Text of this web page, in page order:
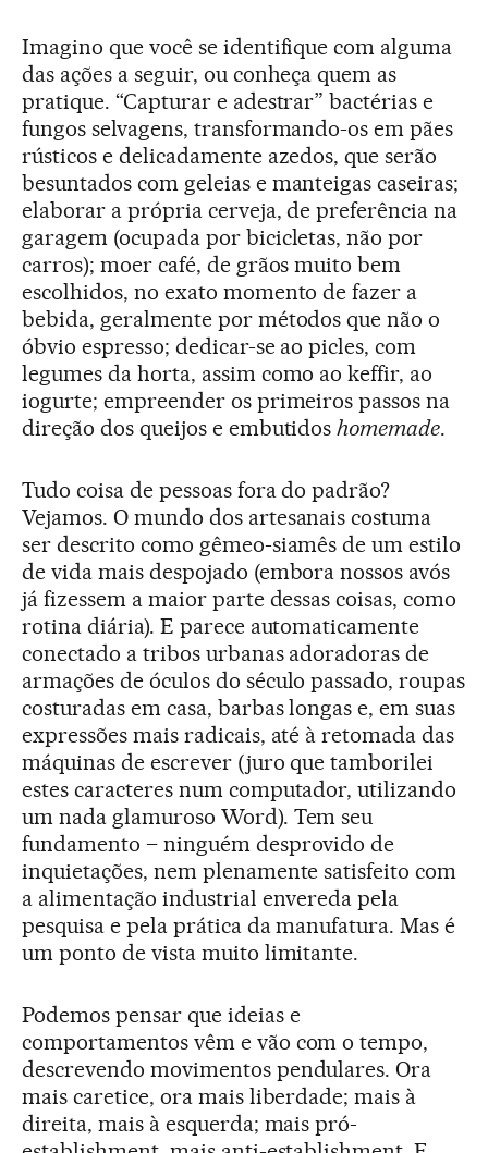
Imagino que você se identifique com alguma
das ações a seguir, ou conheça quem as
pratique. “Capturar e adestrar” bactérias e
fungos selvagens, transformando-os em pães
rústicos e delicadamente azedos, que serão
besuntados com geleias e manteigas caseiras;
elaborar a própria cerveja, de preferência na
garagem (ocupada por bicicletas, não por
carros); moer café, de grãos muito bem
escolhidos, no exato momento de fazer a
bebida, geralmente por métodos que não o
óbvio espresso; dedicar-se ao picles, com
legumes da horta, assim como ao keffir, ao
iogurte; empreender os primeiros passos na
direção dos queijos e embutidoshomemade.
Tudo coisa de pessoas fora do padrão?
Vejamos. O mundo dos artesanais costuma
ser descrito como gêmeo-siamês de um estilo
de vida mais despojado (embora nossos avós
já fizessem a maior parte dessas coisas, como
rotina diária). E parece automaticamente
conectado a tribos urbanas adoradoras de
armações de óculos do século passado, roupas
costuradas em casa, barbas longas e, em suas
expressões mais radicais, até à retomada das
máquinas de escrever (juro que tamborilei
estes caracteres num computador, utilizando
um nada glamuroso Word). Tem seu
fundamento – ninguém desprovido de
inquietações, nem plenamente satisfeito com
a alimentação industrial envereda pela
pesquisa e pela prática da manufatura. Mas é
um ponto de vista muito limitante.
Podemos pensar que ideias e
comportamentos vêm e vão com o tempo,
descrevendo movimentos pendulares. Ora
mais caretice, ora mais liberdade; mais à
direita, mais à esquerda; mais pró-